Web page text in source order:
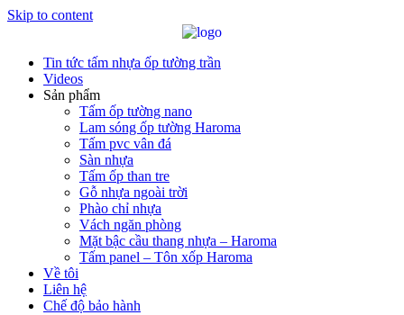
Skip to content
Tin tức tấm nhựa ốp tường trần
Videos
Sản phẩm
Tấm ốp tường nano
Lam sóng ốp tường Haroma
Tấm pvc vân đá
Sàn nhựa
Tấm ốp than tre
Gỗ nhựa ngoài trời
Phào chỉ nhựa
Vách ngăn phòng
Mặt bậc cầu thang nhựa – Haroma
Tấm panel – Tôn xốp Haroma
Về tôi
Liên hệ
Chế độ bảo hành